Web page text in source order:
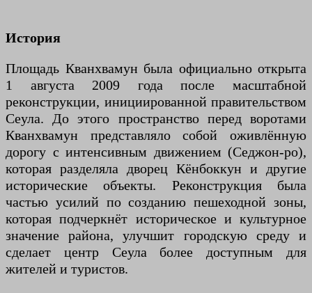
История
Площадь Кванхвамун была официально открыта
1 августа 2009 года после масштабной
реконструкции, инициированной правительством
Сеула. До этого пространство перед воротами
Кванхвамун представляло собой оживлённую
дорогу с интенсивным движением (Седжон-ро),
которая разделяла дворец Кёнбоккун и другие
исторические объекты. Реконструкция была
частью усилий по созданию пешеходной зоны,
которая подчеркнёт историческое и культурное
значение района, улучшит городскую среду и
сделает центр Сеула более доступным для
жителей и туристов.